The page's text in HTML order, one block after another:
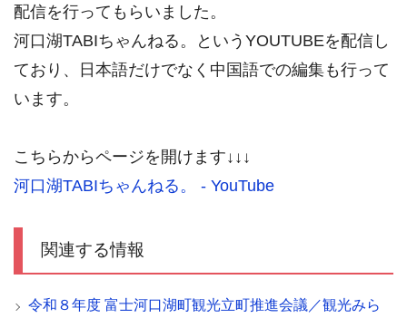
配信を行ってもらいました。
河口湖TABIちゃんねる。というYOUTUBEを配信し
ており、日本語だけでなく中国語での編集も行って
います。
こちらからページを開けます↓↓↓
河口湖TABIちゃんねる。 - YouTube
関連する情報
令和８年度 富士河口湖町観光立町推進会議／観光みら